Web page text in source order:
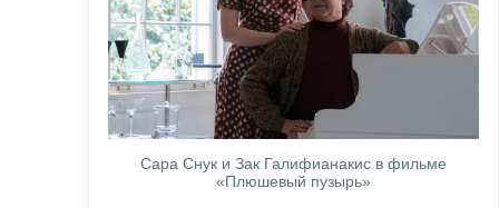
Сара Снук и Зак Галифианакис в фильме
«Плюшевый пузырь»